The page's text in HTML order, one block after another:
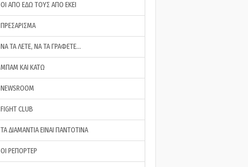
ΟΙ ΑΠΟ ΕΔΩ ΤΟΥΣ ΑΠΟ ΕΚΕΙ
ΠΡΕΣΑΡΙΣΜΑ
ΝΑ ΤΑ ΛΕΤΕ, ΝΑ ΤΑ ΓΡΑΦΕΤΕ…
ΜΠΑΜ ΚΑΙ ΚΑΤΩ
NEWSROOM
FIGHT CLUB
ΤΑ ΔΙΑΜΑΝΤΙΑ ΕΙΝΑΙ ΠΑΝΤΟΤΙΝΑ
ΟΙ ΡΕΠΟΡΤΕΡ